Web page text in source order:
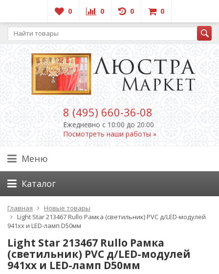
0 0 0 0
8 (495) 660-36-08
Ежедневно c 10:00 до 20:00
Посмотреть наши работы »
Меню
Каталог
Главная
Новые товары
Light Star 213467 Rullo Рамка (светильник) PVC д/LED-модулей
941хх и LED-ламп D50мм
Light Star 213467 Rullo Рамка
(светильник) PVC д/LED-модулей
941хх и LED-ламп D50мм